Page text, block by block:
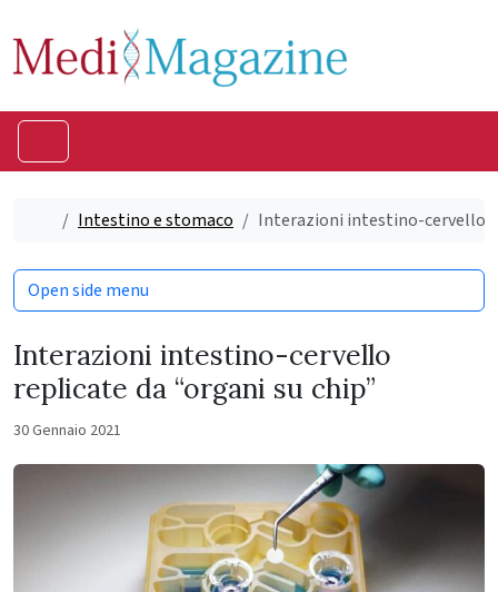
HomeIntestino e stomaco Interazioni intestino-cervello
Interazioni intestino-cervello
replicate da “organi su chip”
30 Gennaio 2021
Open side menu